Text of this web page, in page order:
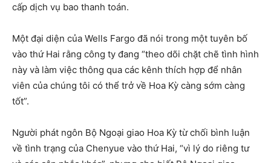
cấp dịch vụ bao thanh toán.
Một đại diện của Wells Fargo đã nói trong một tuyên bố
vào thứ Hai rằng công ty đang “theo dõi chặt chẽ tình hình
này và làm việc thông qua các kênh thích hợp để nhân
viên của chúng tôi có thể trở về Hoa Kỳ càng sớm càng
tốt”.
Người phát ngôn Bộ Ngoại giao Hoa Kỳ từ chối bình luận
về tình trạng của Chenyue vào thứ Hai, “vì lý do riêng tư